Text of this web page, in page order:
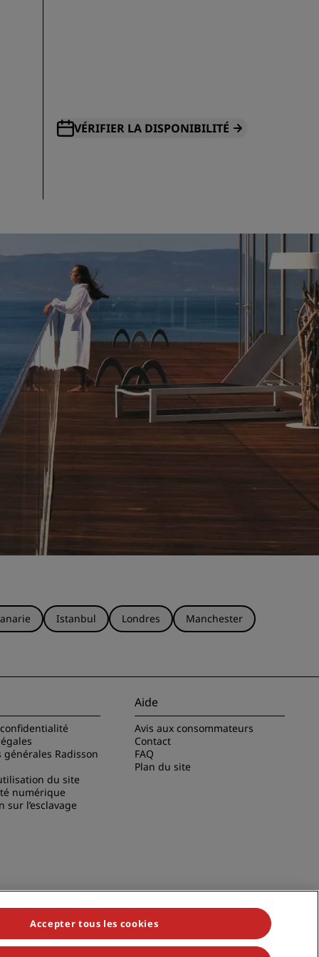
VÉRIFIER LA DISPONIBILITÉ
Istanbul Londres Manchester
Radisson
du site
numérique
sur l’esclavage
Aide
Avis aux consommateurs
Contact
FAQ
Plan du site
Accepter tous les cookies